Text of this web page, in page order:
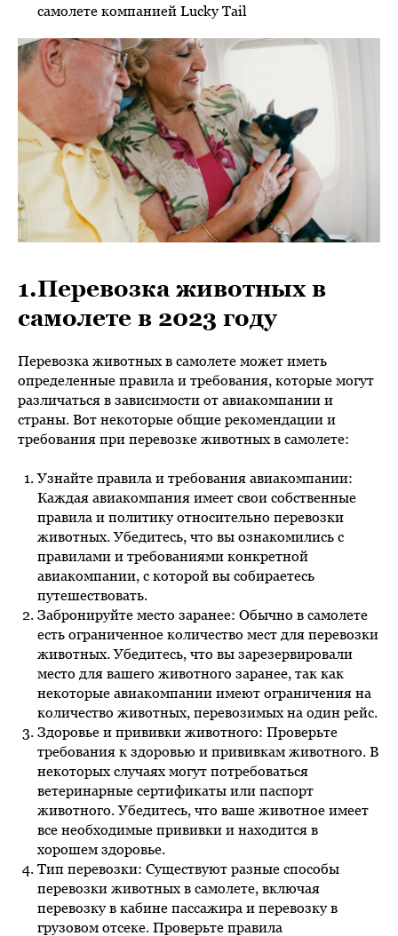
самолете компанией Lucky Tail
1.Перевозка животных в
самолете в 2023 году
Перевозка животных в самолете может иметь
определенные правила и требования, которые могут
различаться в зависимости от авиакомпании и
страны. Вот некоторые общие рекомендации и
требования при перевозке животных в самолете:
Узнайте правила и требования авиакомпании:
Каждая авиакомпания имеет свои собственные
правила и политику относительно перевозки
животных. Убедитесь, что вы ознакомились с
правилами и требованиями конкретной
авиакомпании, с которой вы собираетесь
путешествовать.
Забронируйте место заранее: Обычно в самолете
есть ограниченное количество мест для перевозки
животных. Убедитесь, что вы зарезервировали
место для вашего животного заранее, так как
некоторые авиакомпании имеют ограничения на
количество животных, перевозимых на один рейс.
Здоровье и прививки животного: Проверьте
требования к здоровью и прививкам животного. В
некоторых случаях могут потребоваться
ветеринарные сертификаты или паспорт
животного. Убедитесь, что ваше животное имеет
все необходимые прививки и находится в
хорошем здоровье.
Тип перевозки: Существуют разные способы
перевозки животных в самолете, включая
перевозку в кабине пассажира и перевозку в
грузовом отсеке. Проверьте правила